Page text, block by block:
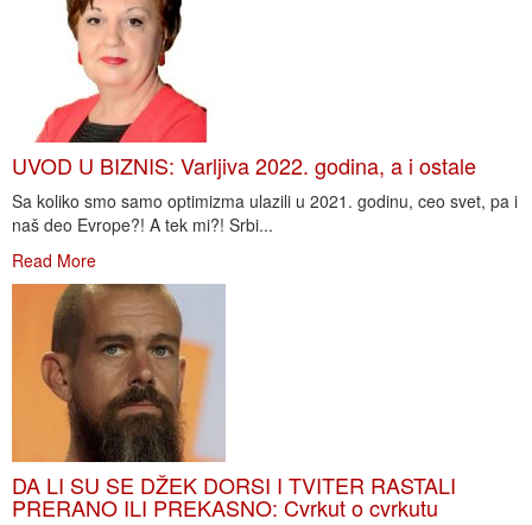
UVOD U BIZNIS: Varljiva 2022. godina, a i ostale
Sa koliko smo samo optimizma ulazili u 2021. godinu, ceo svet, pa i
naš deo Evrope?! A tek mi?! Srbi...
Read More
DA LI SU SE DŽEK DORSI I TVITER RASTALI
PRERANO ILI PREKASNO: Cvrkut o cvrkutu